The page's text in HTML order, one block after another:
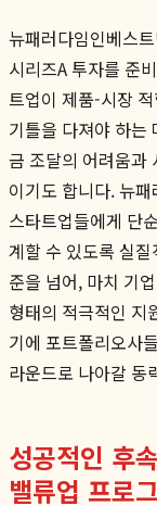
뉴패러다임인베스
시리즈A 투자를 준
트업이 제품-시장
기틀을 다져야 하는
금 조달의 어려움과
이기도 합니다. 뉴
스타트업들에게 단
계할 수 있도록 실
준을 넘어, 마치 기
형태의 적극적인 지
기에 포트폴리오사
라운드로 나아갈 동
성공적인 후
밸류업 프로